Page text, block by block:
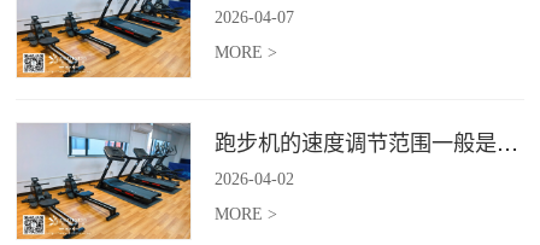
2026-04-07
MORE >
跑步机的速度调节范围一般是多少？
2026-04-02
MORE >